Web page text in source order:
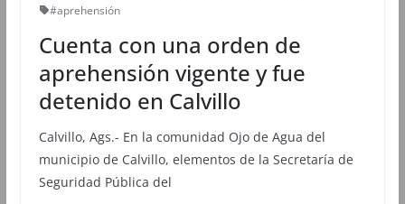
#aprehensión
Cuenta con una orden de
aprehensión vigente y fue
detenido en Calvillo
Calvillo, Ags.- En la comunidad Ojo de Agua del
municipio de Calvillo, elementos de la Secretaría de
Seguridad Pública del